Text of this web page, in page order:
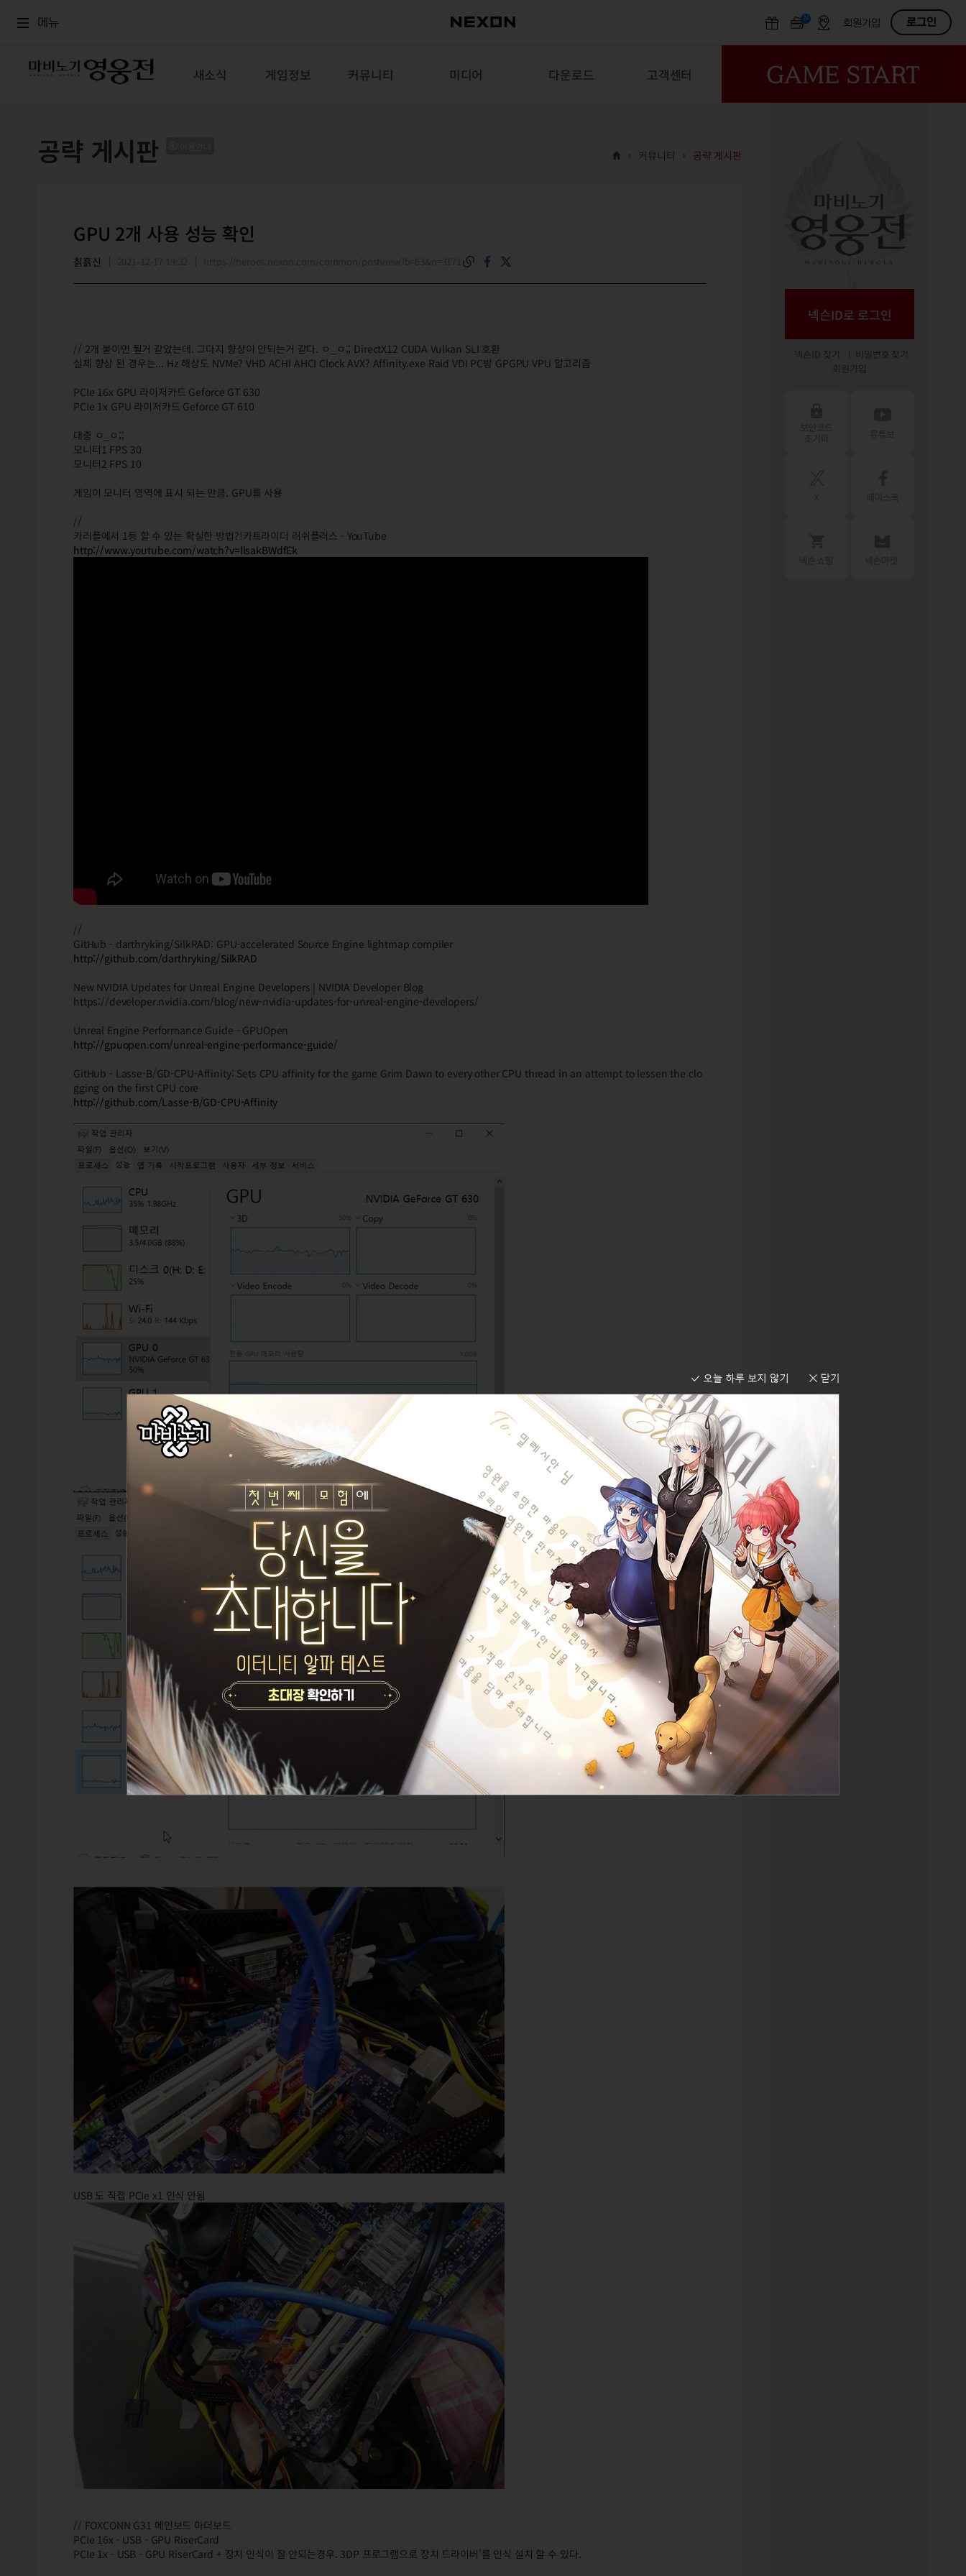
메뉴 N OFF회원가입 로그인
새소식 게임정보 커뮤니티 미디어 다운로드 고객센터
공략 게시판 커뮤니티 공략 게시판
GPU 2개 사용 성능 확인
칡흙신
// 2개 붙이면 될거 같았는데. 그다지 향상이 안되는거 같다. ㅇ_ㅇ;; DirectX12 CUDA Vulkan SLI 호환
실제 향상 된 경우는... Hz 해상도 NVMe? VHD ACHI AHCI Clock AVX? Affinity.exe Raid VDI PC방 GPGPU VPU 알고리즘
PCIe 16x GPU 라이저카드 Geforce GT 630
PCIe 1x GPU 라이저카드 Geforce GT 610
대충 ㅇ_ㅇ;;
모니터1 FPS 30
모니터2 FPS 10
게임이 모니터 영역에 표시 되는 만큼. GPU를 사용
//
카러플에서 1등 할 수 있는 확실한 방법?!카트라이더 러쉬플러스 - YouTube
http://www.youtube.com/watch?v=llsakBWdfEk
//
GitHub - darthryking/SilkRAD: GPU-accelerated Source Engine lightmap compiler
http://github.com/darthryking/SilkRAD
New NVIDIA Updates for Unreal Engine Developers | NVIDIA Developer Blog
https://developer.nvidia.com/blog/new-nvidia-updates-for-unreal-engine-developers/
Unreal Engine Performance Guide - GPUOpen
http://gpuopen.com/unreal-engine-performance-guide/
GitHub - Lasse-B/GD-CPU-Affinity: Sets CPU affinity for the game Grim Dawn to every other CPU thread in an attempt to lessen the clo
gging on the first CPU core
http://github.com/Lasse-B/GD-CPU-Affinity
USB 도 직접 PCIe x1 인식 안됨
// FOXCONN G31 메인보드 마더보드
PCIe 16x - USB - GPU RiserCard
PCIe 1x - USB - GPU RiserCard + 장치 인식이 잘 안되는경우. 3DP 프로그램으로 장치 드라이버'를 인식 설치 할 수 있다.
넥슨ID로 로그인
넥슨ID 찾기
비밀번호 찾기
회원가입